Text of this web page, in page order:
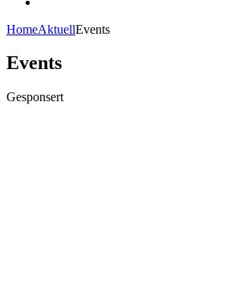
HomeAktuellEvents
Events
Gesponsert